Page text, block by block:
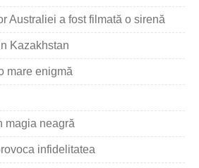
Australiei a fost filmată o sirenă
Kazakhstan
mare enigmă
magia neagră
infidelitatea